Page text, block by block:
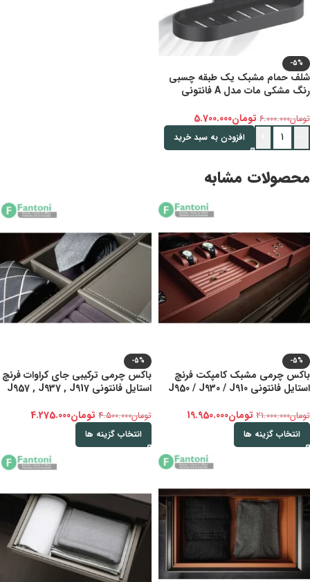
-5%
شلف حمام مشبک یک طبقه چسبی
رنگ مشکی مات مدل A فانتونی
تومان6.000.000 تومان5.700.000
افزودن به سبد خرید
محصولات مشابه
-5%
باکس چرمی مشبک کامپکت فرنچ
استایل فانتونی J950 / J930 / J910
تومان21.000.000 تومان19.950.000
انتخاب گزینه ها
-5%
باکس چرمی ترکیبی جای کراوات فرنچ
استایل فانتونی J957 , J937 , J917
تومان4.500.000 تومان4.275.000
انتخاب گزینه ها